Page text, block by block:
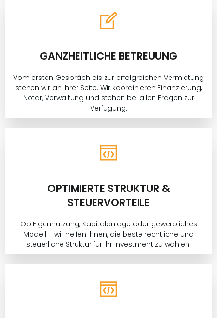
GANZHEITLICHE BETREUUNG
Vom ersten Gespräch bis zur erfolgreichen Vermietung
stehen wir an Ihrer Seite. Wir koordinieren Finanzierung,
Notar, Verwaltung und stehen bei allen Fragen zur
Verfügung.
OPTIMIERTE STRUKTUR &
STEUERVORTEILE
Ob Eigennutzung, Kapitalanlage oder gewerbliches
Modell – wir helfen Ihnen, die beste rechtliche und
steuerliche Struktur für Ihr Investment zu wählen.